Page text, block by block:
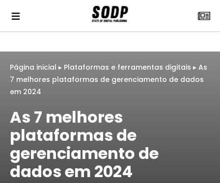
Página inicial ▸ Plataformas e ferramentas digitais ▸ As
7 melhores plataformas de gerenciamento de dados
em 2024
As 7 melhores
plataformas de
gerenciamento de
dados em 2024